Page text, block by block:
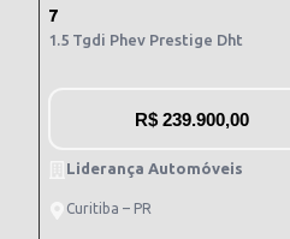
7
1.5 Tgdi Phev Prestige Dht
R$ 239.900,00
Liderança Automóveis
Curitiba – PR